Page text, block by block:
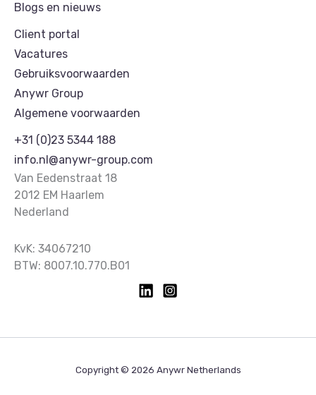
Blogs en nieuws
Client portal
Vacatures
Gebruiksvoorwaarden
Anywr Group
Algemene voorwaarden
+31 (0)23 5344 188
info.nl@anywr-group.com
Van Eedenstraat 18
2012 EM Haarlem
Nederland
KvK: 34067210
BTW: 8007.10.770.B01
Copyright © 2026 Anywr Netherlands